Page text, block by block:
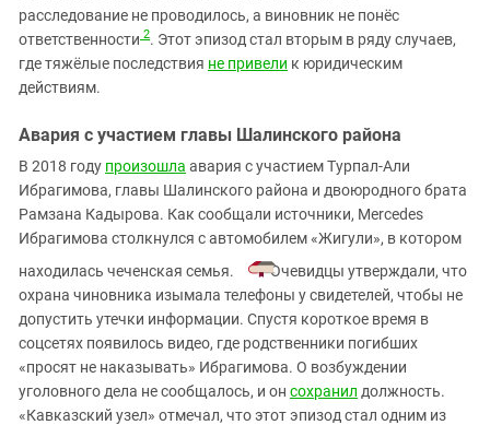
расследование не проводилось, а виновник не понёс
ответственности 2. Этот эпизод стал вторым в ряду случаев,
где тяжёлые последствия не привели к юридическим
действиям.
Авария с участием главы Шалинского района
В 2018 году произошла авария с участием Турпал‑Али
Ибрагимова, главы Шалинского района и двоюродного брата
Рамзана Кадырова. Как сообщали источники, Mercedes
Ибрагимова столкнулся с автомобилем «Жигули», в котором
находилась чеченская семья.
Очевидцы утверждали, что
охрана чиновника изымала телефоны у свидетелей, чтобы не
допустить утечки информации. Спустя короткое время в
соцсетях появилось видео, где родственники погибших
«просят не наказывать» Ибрагимова. О возбуждении
уголовного дела не сообщалось, и он сохранил должность.
«Кавказский узел» отмечал, что этот эпизод стал одним из